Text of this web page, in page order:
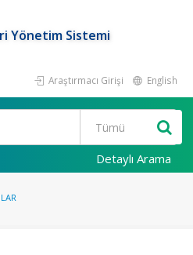
Yönetim Sistemi
Araştırmacı Girişi English
Detaylı Arama